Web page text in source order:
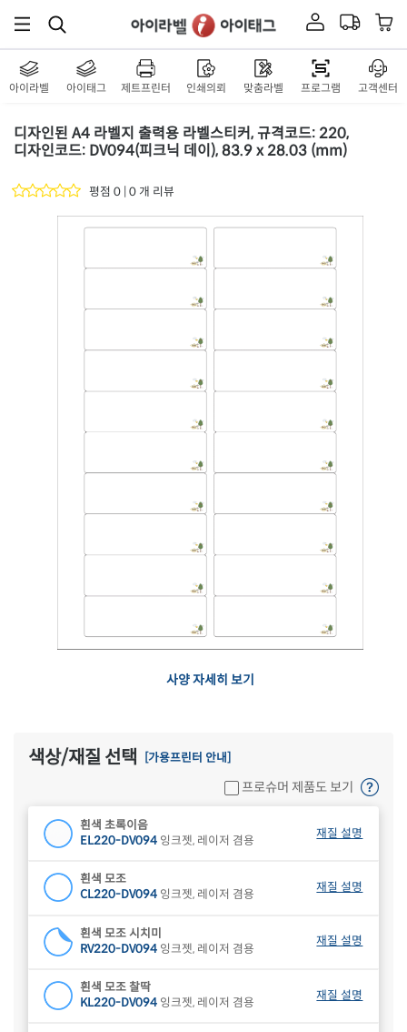
아이라벨 아이태그 제트프린터 인쇄의뢰 맞춤라벨 프로그램 고객센터
디자인된 A4 라벨지 출력용 라벨스티커, 규격코드: 220,
디자인코드: DV094(피크닉 데이), 83.9 x 28.03 (mm)
평점 0 | 0 개 리뷰
사양 자세히 보기
색상/재질 선택 [가용프린터 안내]
프로슈머 제품도 보기
흰색 초록이음
EL220-DV094 잉크젯, 레이저 겸용
재질 설명
흰색 모조
CL220-DV094 잉크젯, 레이저 겸용
재질 설명
흰색 모조 시치미
RV220-DV094 잉크젯, 레이저 겸용
재질 설명
흰색 모조 찰딱
KL220-DV094 잉크젯, 레이저 겸용
재질 설명